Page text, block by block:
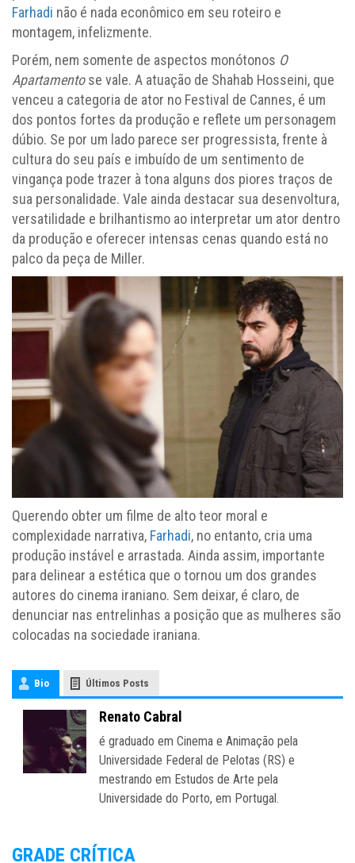
Farhadi não é nada econômico em seu roteiro e
montagem, infelizmente.
Porém, nem somente de aspectos monótonos O
Apartamentose vale. A atuação de Shahab Hosseini, que
venceu a categoria de ator no Festival de Cannes, é um
dos pontos fortes da produção e reflete um personagem
dúbio. Se por um lado parece ser progressista, frente à
cultura do seu país e imbuído de um sentimento de
vingança pode trazer à tona alguns dos piores traços de
sua personalidade. Vale ainda destacar sua desenvoltura,
versatilidade e brilhantismo ao interpretar um ator dentro
da produção e oferecer intensas cenas quando está no
palco da peça de Miller.
Querendo obter um filme de alto teor moral e
complexidade narrativa, Farhadi, no entanto, cria uma
produção instável e arrastada. Ainda assim, importante
para delinear a estética que o tornou um dos grandes
autores do cinema iraniano. Sem deixar, é claro, de
denunciar nas entrelinhas a posição que as mulheres são
colocadas na sociedade iraniana.
Bio Últimos Posts
Renato Cabral
é graduado em Cinema e Animação pela
Universidade Federal de Pelotas (RS) e
mestrando em Estudos de Arte pela
Universidade do Porto, em Portugal.
GRADE CRÍTICA